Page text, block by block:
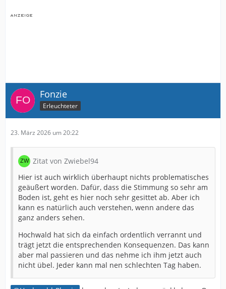
Fonzie
Erleuchteter
23. März 2026 um 20:22
Zitat von Zwiebel94
Hier ist auch wirklich überhaupt nichts problematisches
geäußert worden. Dafür, dass die Stimmung so sehr am
Boden ist, geht es hier noch sehr gesittet ab. Aber ich
kann es natürlich auch verstehen, wenn andere das
ganz anders sehen.
Hochwald hat sich da einfach ordentlich verrannt und
trägt jetzt die entsprechenden Konsequenzen. Das kann
aber mal passieren und das nehme ich ihm jetzt auch
nicht übel. Jeder kann mal nen schlechten Tag haben.